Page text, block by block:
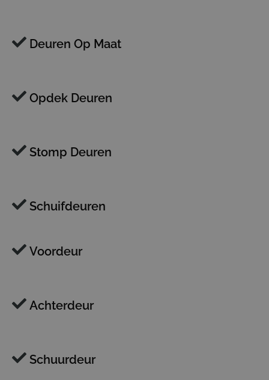
Deuren Op Maat
Opdek Deuren
Stomp Deuren
Schuifdeuren
Voordeur
Achterdeur
Schuurdeur